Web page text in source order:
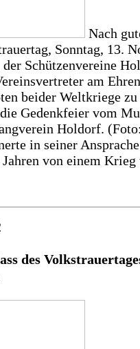
Nach
Sonntag, 13.
Schützenvereine
am
beider Weltkriege zu
Gedenkfeier vom
Holdorf.
in seiner Ansprache
von einem Krieg
des